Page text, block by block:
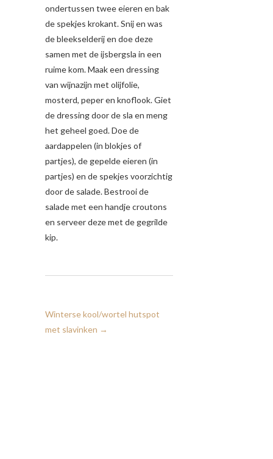
ondertussen twee eieren en bak
de spekjes krokant. Snij en was
de bleekselderij en doe deze
samen met de ijsbergsla in een
ruime kom. Maak een dressing
van wijnazijn met olijfolie,
mosterd, peper en knoflook. Giet
de dressing door de sla en meng
het geheel goed. Doe de
aardappelen (in blokjes of
partjes), de gepelde eieren (in
partjes) en de spekjes voorzichtig
door de salade. Bestrooi de
salade met een handje croutons
en serveer deze met de gegrilde
kip.
Winterse kool/wortel hutspot
met slavinken →